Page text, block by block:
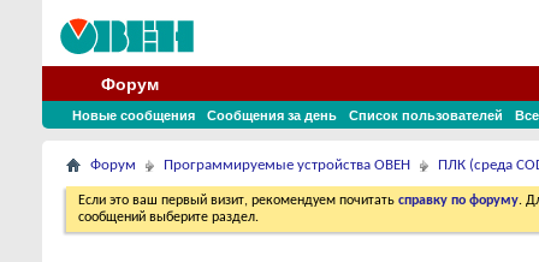
Форум
Новые сообщения Сообщения за день Список пользователей
Форум Программируемые устройства ОВЕН ПЛК (среда
Если это ваш первый визит, рекомендуем почитать справку по форуму.
сообщений выберите раздел.